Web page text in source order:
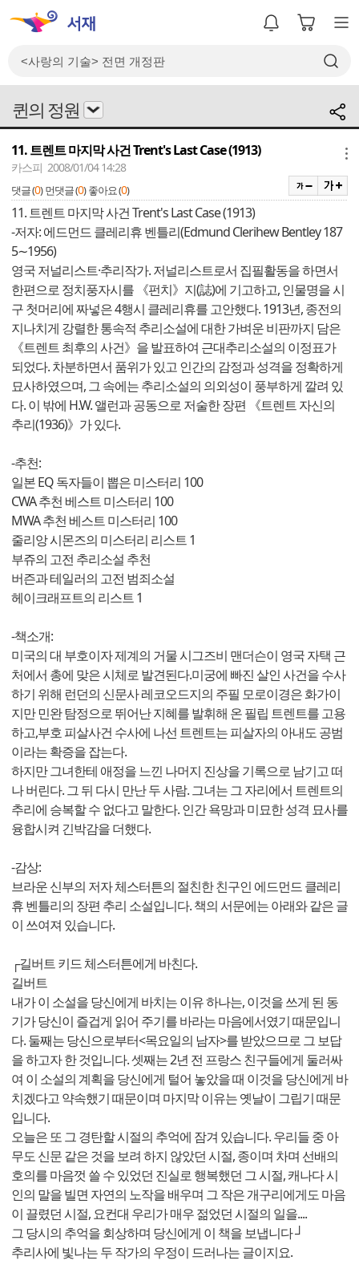
퀸의 정원
11. 트렌트 마지막 사건 Trent's Last Case (1913)
카스피 2008/01/04 14:28
댓글 (0) 먼댓글 (0) 좋아요 (0)
11. 트렌트 마지막 사건 Trent's Last Case (1913)
-저자: 에드먼드 클레리휴 벤틀리(Edmund Clerihew Bentley 187
5∼1956)
영국 저널리스트·추리작가. 저널리스트로서 집필활동을 하면서
한편으로 정치풍자시를 《펀치》지(誌)에 기고하고, 인물명을 시
구 첫머리에 짜넣은 4행시 클레리휴를 고안했다. 1913년, 종전의
지나치게 강렬한 통속적 추리소설에 대한 가벼운 비판까지 담은
《트렌트 최후의 사건》을 발표하여 근대추리소설의 이정표가
되었다. 차분하면서 품위가 있고 인간의 감정과 성격을 정확하게
묘사하였으며, 그 속에는 추리소설의 의외성이 풍부하게 깔려 있
다. 이 밖에 H.W. 앨런과 공동으로 저술한 장편 《트렌트 자신의
추리(1936)》가 있다.
-추천:
일본 EQ 독자들이 뽑은 미스터리 100
CWA 추천 베스트 미스터리 100
MWA 추천 베스트 미스터리 100
줄리앙 시몬즈의 미스터리 리스트 1
부쥬의 고전 추리소설 추천
버즌과 테일러의 고전 범죄소설
헤이크래프트의 리스트 1
-책소개:
미국의 대 부호이자 제계의 거물 시그즈비 맨더슨이 영국 자택 근
처에서 총에 맞은 시체로 발견된다.미궁에 빠진 살인 사건을 수사
하기 위해 런던의 신문사 레코오드지의 주필 모로이경은 화가이
지만 민완 탐정으로 뛰어난 지혜를 발휘해 온 필립 트렌트를 고용
하고,부호 피살사건 수사에 나선 트렌트는 피살자의 아내도 공범
이라는 확증을 잡는다.
하지만 그녀한테 애정을 느낀 나머지 진상을 기록으로 남기고 떠
나 버린다. 그 뒤 다시 만난 두 사람. 그녀는 그 자리에서 트렌트의
추리에 승복할 수 없다고 말한다. 인간 욕망과 미묘한 성격 묘사를
융합시켜 긴박감을 더했다.
-감상:
브라운 신부의 저자 체스터튼의 절친한 친구인 에드먼드 클레리
휴 벤틀리의 장편 추리 소설입니다. 책의 서문에는 아래와 같은 글
이 쓰여져 있습니다.
┌길버트 키드 체스터튼에게 바친다.
길버트
내가 이 소설을 당신에게 바치는 이유 하나는, 이것을 쓰게 된 동
기가 당신이 즐겁게 읽어 주기를 바라는 마음에서였기 때문입니
다. 둘째는 당신으로부터<목요일의 남자>를 받았으므로 그 보답
을 하고자 한 것입니다. 셋째는 2년 전 프랑스 친구들에게 둘러싸
여 이 소설의 계획을 당신에게 털어 놓았을 때 이것을 당신에게 바
치겠다고 약속했기 때문이며 마지막 이유는 옛날이 그립기 때문
입니다.
오늘은 또 그 경탄할 시절의 추억에 잠겨 있습니다. 우리들 중 아
무도 신문 같은 것을 보려 하지 않았던 시절, 종이며 차며 선배의
호의를 마음껏 쓸 수 있었던 진실로 행복했던 그 시절, 캐나다 시
인의 말을 빌면 자연의 노작을 배우며 그 작은 개구리에게도 마음
이 끌렸던 시절, 요컨대 우리가 매우 젊었던 시절의 일을....
그 당시의 추억을 회상하며 당신에게 이 책을 보냅니다 ┘
추리사에 빛나는 두 작가의 우정이 드러나는 글이지요.